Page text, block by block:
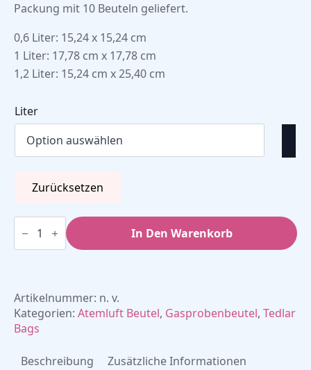
Packung mit 10 Beuteln geliefert.
0,6 Liter: 15,24 x 15,24 cm
1 Liter: 17,78 cm x 17,78 cm
1,2 Liter: 15,24 cm x 25,40 cm
Liter
Zurücksetzen
Tedlar
Bags
Atemluftbeutel
In Den Warenkorb
Artikelnummer: n. v.
Kategorien: Atemluft Beutel, Gasprobenbeutel, Tedlar
Bags
Beschreibung Zusätzliche Informationen